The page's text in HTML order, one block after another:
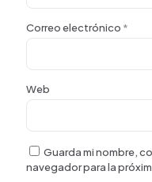
Correo electrónico *
Web
Guarda mi nombre,
navegador para la